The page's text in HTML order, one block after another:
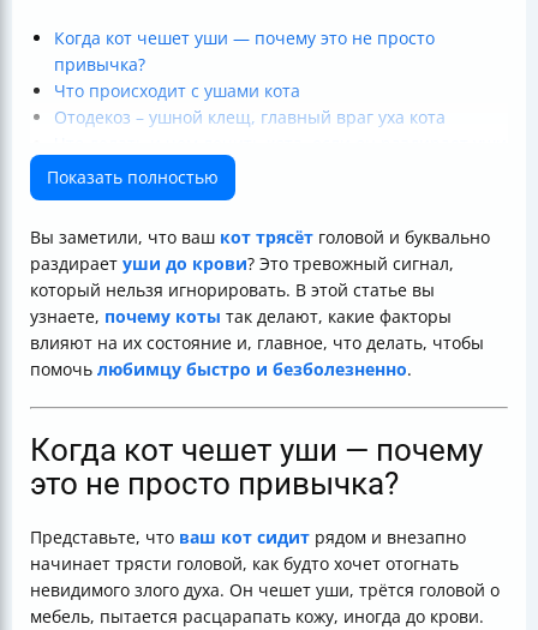
Когда кот чешет уши — почему это не просто
привычка?
Что происходит с ушами кота
Отодекоз – ушной клещ, главный враг уха кота
Важность регулярного ухода и осмотра
Кратко в таблице
Показать полностью
Вы заметили, что ваш кот трясёт головой и буквально
раздирает уши до крови? Это тревожный сигнал,
который нельзя игнорировать. В этой статье вы
узнаете, почему коты так делают, какие факторы
влияют на их состояние и, главное, что делать, чтобы
помочь любимцу быстро и безболезненно.
Когда кот чешет уши — почему
это не просто привычка?
Представьте, что ваш кот сидит рядом и внезапно
начинает трясти головой, как будто хочет отогнать
невидимого злого духа. Он чешет уши, трётся головой о
мебель, пытается расцарапать кожу, иногда до крови.